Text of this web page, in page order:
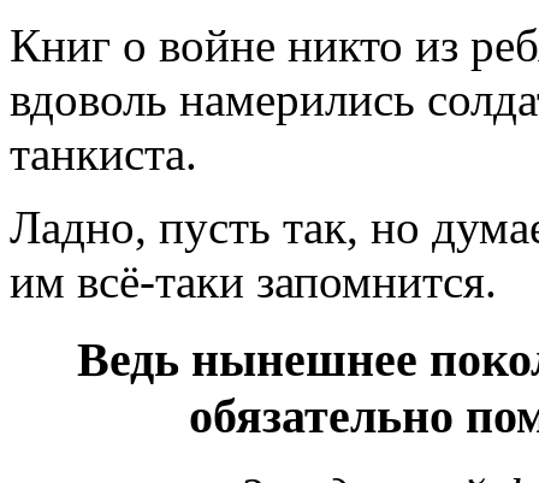
Книг о войне никто из
вдоволь намерились
танкиста.
Ладно, пусть так, но
им всё-таки запомнится.
Ведь нынешнее
обязательно